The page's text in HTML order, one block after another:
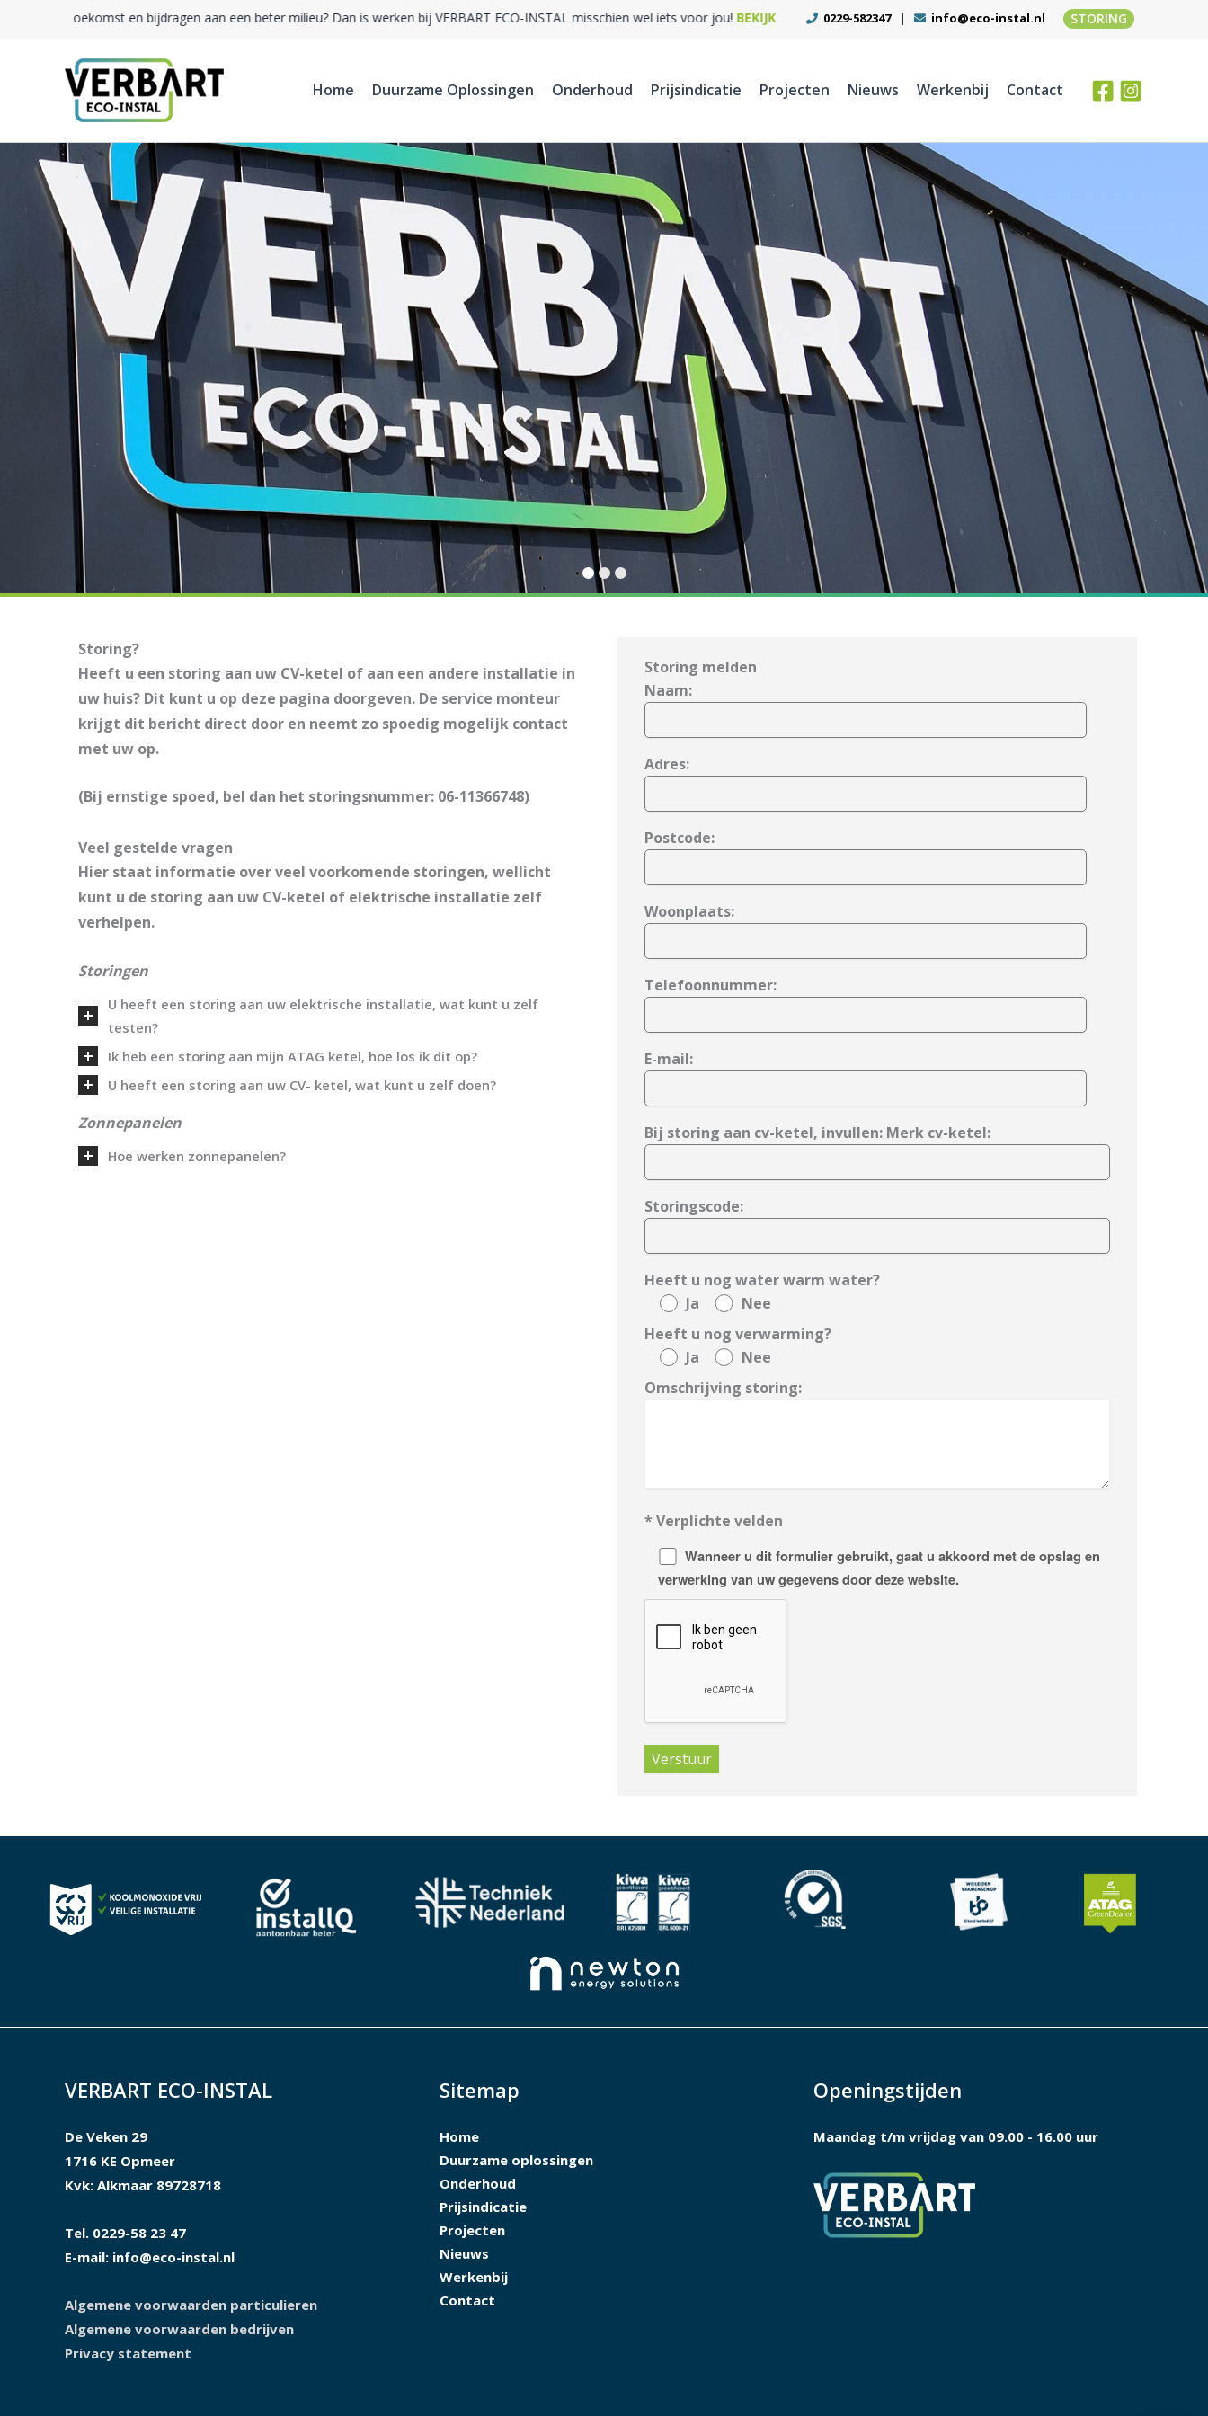
toekomst en bijdragen aan een beter milieu? Dan is werken bij VERBART ECO-INSTAL misschien wel iets voor jou!BEKIJK DE VACATURES0229-582347| info@eco-instal.nl STORING
Home Duurzame Oplossingen Onderhoud Prijsindicatie Projecten Nieuws Werkenbij Contact
Storing?
Heeft u een storing aan uw CV-ketel of aan een andere installatie in
uw huis? Dit kunt u op deze pagina doorgeven. De service monteur
krijgt dit bericht direct door en neemt zo spoedig mogelijk contact
met uw op.
(Bij ernstige spoed, bel dan het storingsnummer: 06-11366748)
Veel gestelde vragen
Hier staat informatie over veel voorkomende storingen, wellicht
kunt u de storing aan uw CV-ketel of elektrische installatie zelf
verhelpen.
Storingen
U heeft een storing aan uw elektrische installatie, wat kunt u zelf
testen?
Ik heb een storing aan mijn ATAG ketel, hoe los ik dit op?
U heeft een storing aan uw CV- ketel, wat kunt u zelf doen?
Zonnepanelen
Hoe werken zonnepanelen?
Storing melden
Naam:
Adres:
Postcode:
Woonplaats:
Telefoonnummer:
E-mail:
Bij storing aan cv-ketel, invullen: Merk cv-ketel:
Storingscode:
Heeft u nog water warm water?
Ja
Nee
Heeft u nog verwarming?
Ja
Nee
Omschrijving storing:
* Verplichte velden
Wanneer u dit formulier gebruikt, gaat u akkoord met de opslag en
verwerking van uw gegevens door deze website.
VERBART ECO-INSTAL
De Veken 29
1716 KE Opmeer
Kvk: Alkmaar 89728718
Tel. 0229-58 23 47
E-mail: info@eco-instal.nl
Algemene voorwaarden particulieren
Algemene voorwaarden bedrijven
Privacy statement
Sitemap
Home
Duurzame oplossingen
Onderhoud
Prijsindicatie
Projecten
Nieuws
Werkenbij
Contact
Openingstijden
Maandag t/m vrijdag van 09.00 - 16.00 uur